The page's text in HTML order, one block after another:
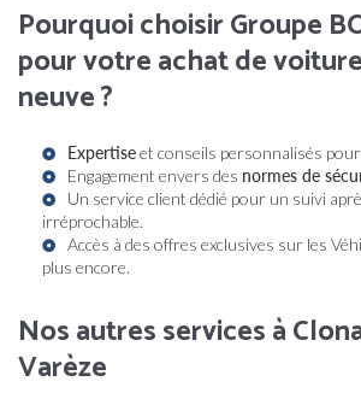
Pourquoi choisir Groupe
pour votre achat de
neuve ?
Expertiseet conseils personnalisés
Engagement envers des normes de
Un service client dédié pour un suivi
irréprochable.
Accès à des offres exclusives sur les
plus encore.
Nos autres services à
Varèze